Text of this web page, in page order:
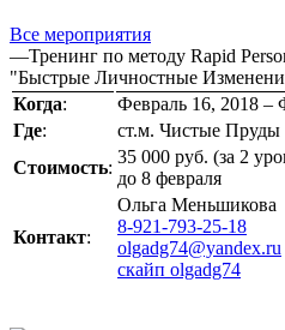
Все мероприятия
—Тренинг по методу Rapid
"Быстрые Личностные
Когда:
Февраль 16, 2018 –
Где:
ст.м. Чистые Пруды
Стоимость:
35 000 руб. (за 2
до 8 февраля
Контакт:
Ольга Меньшикова
8-921-793-25-18
olgadg74@yandex.ru
скайп olgadg74